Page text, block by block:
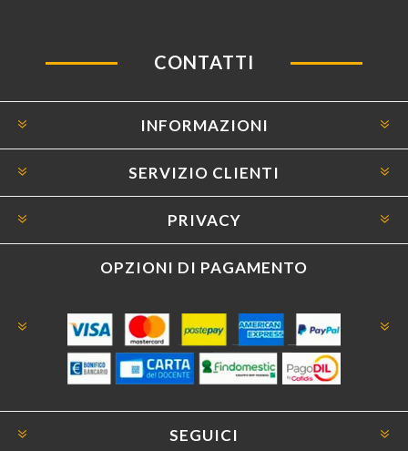
CONTATTI
INFORMAZIONI
SERVIZIO CLIENTI
PRIVACY
OPZIONI DI PAGAMENTO
SEGUICI